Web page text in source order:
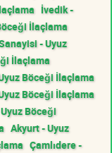
İvedik -
İlaçlama
- Uyuz
İlaçlama
Böceği İlaçlama
Böceği İlaçlama
Böceği
Akyurt - Uyuz
Çamlıdere -